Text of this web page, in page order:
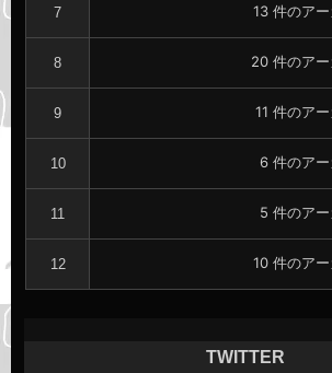
7 13 件のア
8 20 件のア
9 11 件のア
10 6 件のア
11 5 件のア
12 10 件のア
TWITTER